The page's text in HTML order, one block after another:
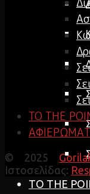
TO THE
TO THE
© 2025
Ιστοσελίδας: